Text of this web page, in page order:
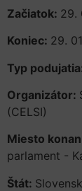
Začiatok: 29.
Koniec: 29.
Typ
Organizátor:
(CELSI)
Miesto
parlament -
Štát: